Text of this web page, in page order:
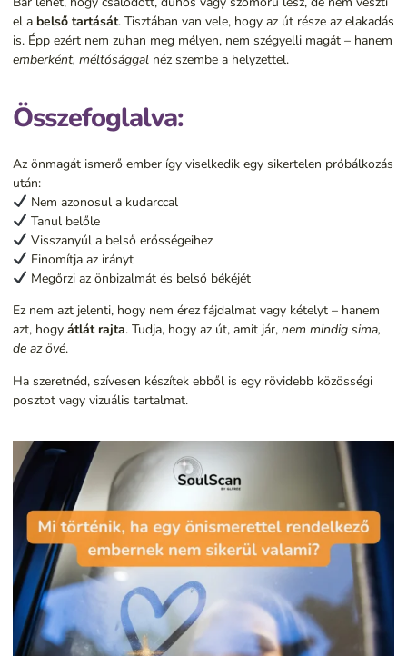
el a belső tartását. Tisztában van vele, hogy az út része az elakadás
is. Épp ezért nem zuhan meg mélyen, nem szégyelli magát – hanem
emberként, méltósággal néz szembe a helyzettel.
Összefoglalva:
Az önmagát ismerő ember így viselkedik egy sikertelen próbálkozás
után:
Nem azonosul a kudarccal
Tanul belőle
Visszanyúl a belső erősségeihez
Finomítja az irányt
Megőrzi az önbizalmát és belső békéjét
Ez nem azt jelenti, hogy nem érez fájdalmat vagy kételyt – hanem
azt, hogy átlát rajta. Tudja, hogy az út, amit jár, nem mindig sima,
de az övé.
Ha szeretnéd, szívesen készítek ebből is egy rövidebb közösségi
posztot vagy vizuális tartalmat.